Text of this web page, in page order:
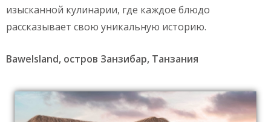
изысканной кулинарии, где каждое блюдо
рассказывает свою уникальную историю.
BaweIsland, остров Занзибар, Танзания